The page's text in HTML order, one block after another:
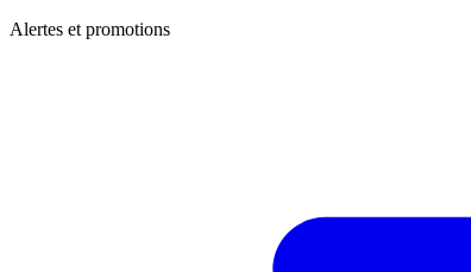
Alertes et promotions